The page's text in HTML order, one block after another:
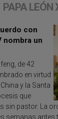
PAPA LEÓN
con
nombra un
de 42
en virtud
y la Santa
que
sin pastor. La
semanas antes